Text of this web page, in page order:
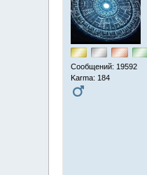
Сообщений: 19592
Karma: 184